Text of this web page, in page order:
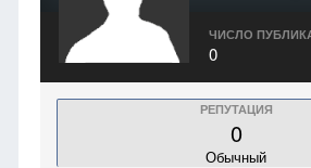
ЧИСЛО
0
РЕПУТАЦИЯ
0
Обычный